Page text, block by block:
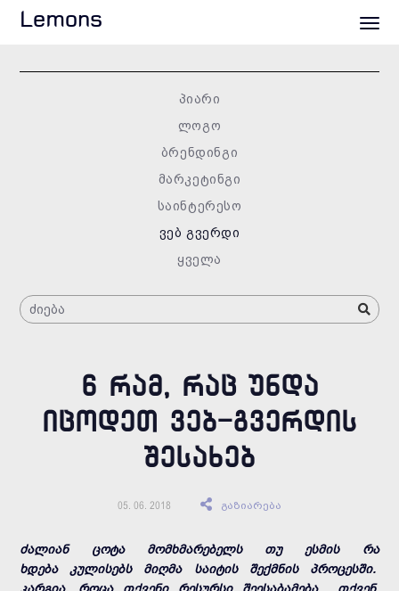
Lemons
პიარი
ლოგო
ბრენდინგი
მარკეტინგი
საინტერესო
ვებ გვერდი
ყველა
6 ᲠᲐᲛ, ᲠᲐᲪ ᲣᲜᲓᲐ
ᲘᲪᲝᲓᲔᲗ ᲕᲔᲑ-ᲒᲕᲔᲠᲓᲘᲡ
ᲨᲔᲡᲐᲮᲔᲑ
05. 06. 2018 გაზიარება
ძალიან ცოტა მომხმარებელს თუ ესმის რა
ხდება კულისებს მიღმა საიტის შექმნის პროცესში.